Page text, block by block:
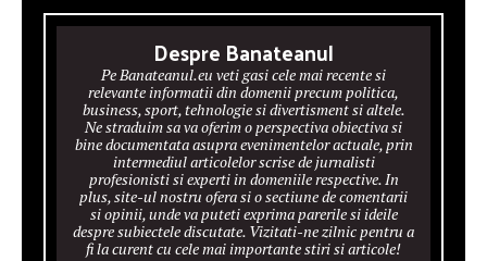
Despre Banateanul
Pe Banateanul.eu veti gasi cele mai recente si
relevante informatii din domenii precum politica,
business, sport, tehnologie si divertisment si altele.
Ne straduim sa va oferim o perspectiva obiectiva si
bine documentata asupra evenimentelor actuale, prin
intermediul articolelor scrise de jurnalisti
profesionisti si experti in domeniile respective. In
plus, site-ul nostru ofera si o sectiune de comentarii
si opinii, unde va puteti exprima parerile si ideile
despre subiectele discutate. Vizitati-ne zilnic pentru a
fi la curent cu cele mai importante stiri si articole!